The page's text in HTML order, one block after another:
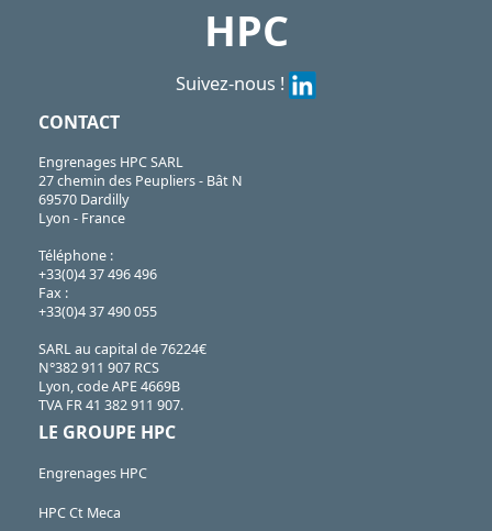
HPC
Suivez-nous !
CONTACT
Engrenages HPC SARL
27 chemin des Peupliers - Bât N
69570 Dardilly
Lyon - France
Téléphone :
+33(0)4 37 496 496
Fax :
+33(0)4 37 490 055
SARL au capital de 76224€
N°382 911 907 RCS
Lyon, code APE 4669B
TVA FR 41 382 911 907.
LE GROUPE HPC
Engrenages HPC
HPC Ct Meca